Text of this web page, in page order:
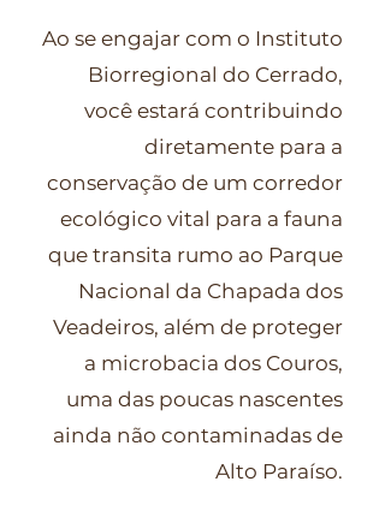
Ao se engajar com o Instituto
Biorregional do Cerrado,
você estará contribuindo
diretamente para a
conservação de um corredor
ecológico vital para a fauna
que transita rumo ao Parque
Nacional da Chapada dos
Veadeiros, além de proteger
a microbacia dos Couros,
uma das poucas nascentes
ainda não contaminadas de
Alto Paraíso.